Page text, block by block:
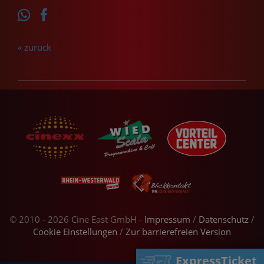
ExpressTicket
« zurück
© 2010 - 2026 Cine East GmbH - Impressum / Datenschutz /
Cookie Einstellungen / Zur barrierefreien Version